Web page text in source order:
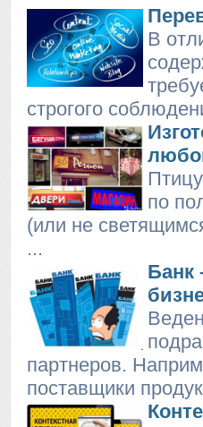
В
строгого
по
(или не
...
Банк
партнеров.
поставщики